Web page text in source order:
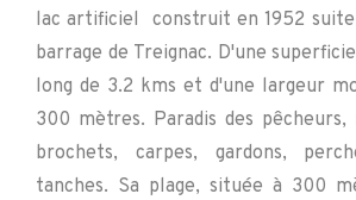
lac artificiel construit en 1952
barrage de Treignac. D'une
long de 3.2 kms et d'une largeur
300 mètres. Paradis des
brochets, carpes, gardons,
tanches. Sa plage, située à 300